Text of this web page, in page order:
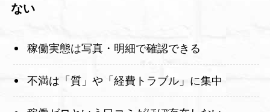
ない
稼働実態は写真・明細で確認できる
不満は「質」や「経費トラブル」に集中